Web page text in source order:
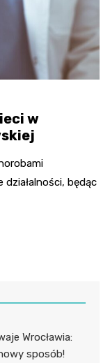
w
będąc
Wrocławia:
sposób!